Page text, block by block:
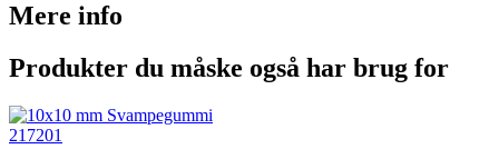
Mere info
Produkter du måske også har brug for
217201